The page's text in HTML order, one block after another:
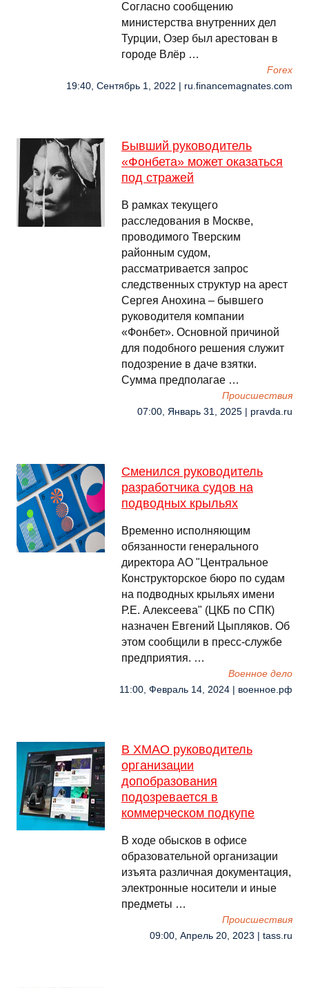
Согласно сообщению
министерства внутренних дел
Турции, Озер был арестован в
городе Влёр …
Forex
19:40, Сентябрь 1, 2022 | ru.financemagnates.com
Бывший руководитель
«Фонбета» может оказаться
под стражей
В рамках текущего
расследования в Москве,
проводимого Тверским
районным судом,
рассматривается запрос
следственных структур на арест
Сергея Анохина – бывшего
руководителя компании
«Фонбет». Основной причиной
для подобного решения служит
подозрение в даче взятки.
Сумма предполагае …
Происшествия
07:00, Январь 31, 2025 | pravda.ru
Сменился руководитель
разработчика судов на
подводных крыльях
Временно исполняющим
обязанности генерального
директора АО "Центральное
Конструкторское бюро по судам
на подводных крыльях имени
Р.Е. Алексеева" (ЦКБ по СПК)
назначен Евгений Цыпляков. Об
этом сообщили в пресс-службе
предприятия. …
Военное дело
11:00, Февраль 14, 2024 | военное.рф
В ХМАО руководитель
организации
допобразования
подозревается в
коммерческом подкупе
В ходе обысков в офисе
образовательной организации
изъята различная документация,
электронные носители и иные
предметы …
Происшествия
09:00, Апрель 20, 2023 | tass.ru